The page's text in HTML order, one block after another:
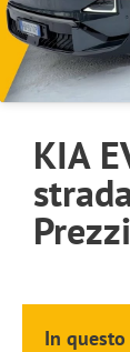
KIA
Prezzi
In